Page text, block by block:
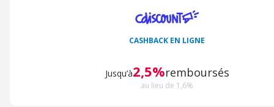
CASHBACK EN LIGNE
Jusqu’à2,5%remboursés
au lieu de 1,6%